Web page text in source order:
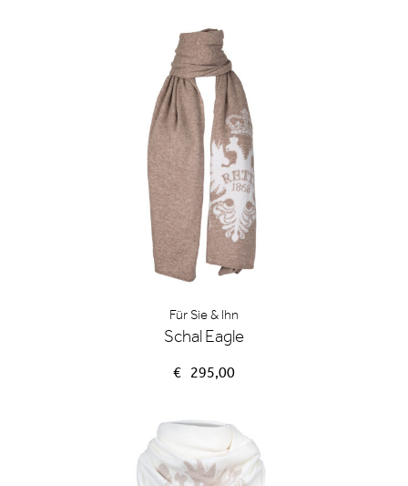
Für Sie & Ihn
Schal Eagle
€ 295,00